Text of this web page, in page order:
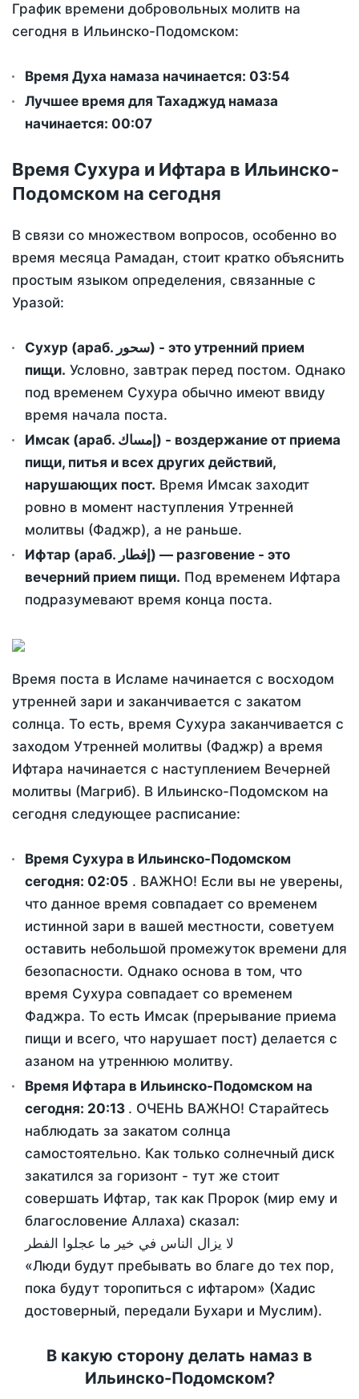
График времени добровольных молитв на
сегодня в Ильинско-Подомском:
Время Духа намаза начинается: 03:54
Лучшее время для Тахаджуд намаза
начинается: 00:07
Время Сухура и Ифтара в Ильинско-
Подомском на сегодня
В связи со множеством вопросов, особенно во
время месяца Рамадан, стоит кратко объяснить
простым языком определения, связанные с
Уразой:
Сухур (араб. سحور) - это утренний прием
пищи. Условно, завтрак перед постом. Однако
под временем Сухура обычно имеют ввиду
время начала поста.
Имсак (араб. إمساك) - воздержание от приема
пищи, питья и всех других действий,
нарушающих пост. Время Имсак заходит
ровно в момент наступления Утренней
молитвы (Фаджр), а не раньше.
Ифтар (араб. إفطار) — разговение - это
вечерний прием пищи. Под временем Ифтара
подразумевают время конца поста.
Время поста в Исламе начинается с восходом
утренней зари и заканчивается с закатом
солнца. То есть, время Сухура заканчивается с
заходом Утренней молитвы (Фаджр) а время
Ифтара начинается с наступлением Вечерней
молитвы (Магриб). В Ильинско-Подомском на
сегодня следующее расписание:
Время Сухура в Ильинско-Подомском
сегодня: 02:05 . ВАЖНО! Если вы не уверены,
что данное время совпадает со временем
истинной зари в вашей местности, советуем
оставить небольшой промежуток времени для
безопасности. Однако основа в том, что
время Сухура совпадает со временем
Фаджра. То есть Имсак (прерывание приема
пищи и всего, что нарушает пост) делается с
азаном на утреннюю молитву.
Время Ифтара в Ильинско-Подомском на
сегодня: 20:13 . ОЧЕНЬ ВАЖНО! Старайтесь
наблюдать за закатом солнца
самостоятельно. Как только солнечный диск
закатился за горизонт - тут же стоит
совершать Ифтар, так как Пророк (мир ему и
благословение Аллаха) сказал:
لا يزال الناس في خير ما عجلوا الفطر
«Люди будут пребывать во благе до тех пор,
пока будут торопиться с ифтаром» (Хадис
достоверный, передали Бухари и Муслим).
В какую сторону делать намаз в
Ильинско-Подомском?